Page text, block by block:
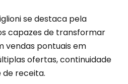
se destaca pela
capazes de transformar
vendas pontuais em
ofertas, continuidade
de receita.